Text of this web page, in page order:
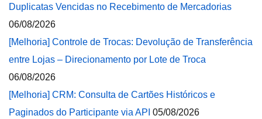
Duplicatas Vencidas no Recebimento de Mercadorias
06/08/2026
[Melhoria] Controle de Trocas: Devolução de Transferência
entre Lojas – Direcionamento por Lote de Troca
06/08/2026
[Melhoria] CRM: Consulta de Cartões Históricos e
Paginados do Participante via API 05/08/2026